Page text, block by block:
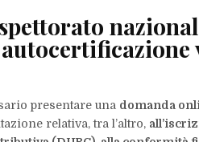
presentare una domanda
relativa, tra l’altro,